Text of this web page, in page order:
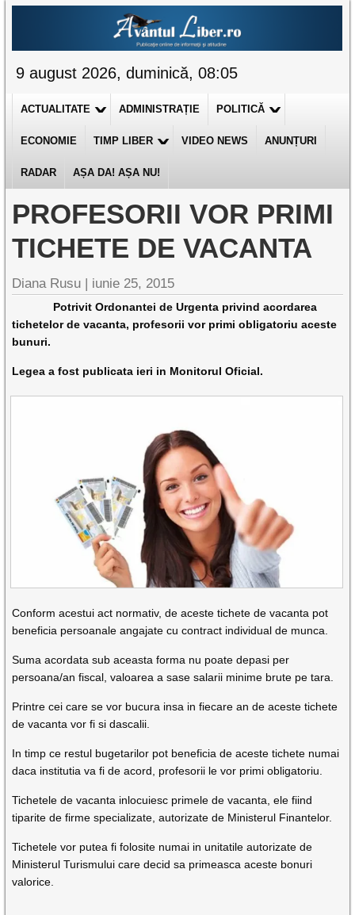
9 august 2026, duminică, 08:05
ACTUALITATE ADMINISTRAȚIE POLITICĂ
ECONOMIE TIMP LIBER VIDEO NEWS ANUNȚURI
RADAR AȘA DA! AȘA NU!
PROFESORII VOR PRIMI
TICHETE DE VACANTA
Diana Rusu | iunie 25, 2015
Potrivit Ordonantei de Urgenta privind acordarea
tichetelor de vacanta, profesorii vor primi obligatoriu aceste
bunuri.
Legea a fost publicata ieri in Monitorul Oficial.
Conform acestui act normativ, de aceste tichete de vacanta pot
beneficia persoanale angajate cu contract individual de munca.
Suma acordata sub aceasta forma nu poate depasi per
persoana/an fiscal, valoarea a sase salarii minime brute pe tara.
Printre cei care se vor bucura insa in fiecare an de aceste tichete
de vacanta vor fi si dascalii.
In timp ce restul bugetarilor pot beneficia de aceste tichete numai
daca institutia va fi de acord, profesorii le vor primi obligatoriu.
Tichetele de vacanta inlocuiesc primele de vacanta, ele fiind
tiparite de firme specializate, autorizate de Ministerul Finantelor.
Tichetele vor putea fi folosite numai in unitatile autorizate de
Ministerul Turismului care decid sa primeasca aceste bonuri
valorice.